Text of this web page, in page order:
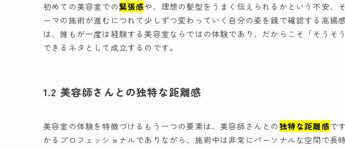
初めての美容室での緊張感や、理想の髪型をうまく伝えられるかという不安、
ーマの施術が進むにつれて少しずつ変わっていく自分の姿を鏡で確認する高揚
は、誰もが一度は経験する美容室ならではの体験であり、だからこそ「そうそ
できるネタとして成立するのです。
1.2 美容師さんとの独特な距離感
美容室の体験を特徴づけるもう一つの要素は、美容師さんとの独特な距離感で
かるプロフェッショナルでありながら、施術中は非常にパーソナルな空間で長